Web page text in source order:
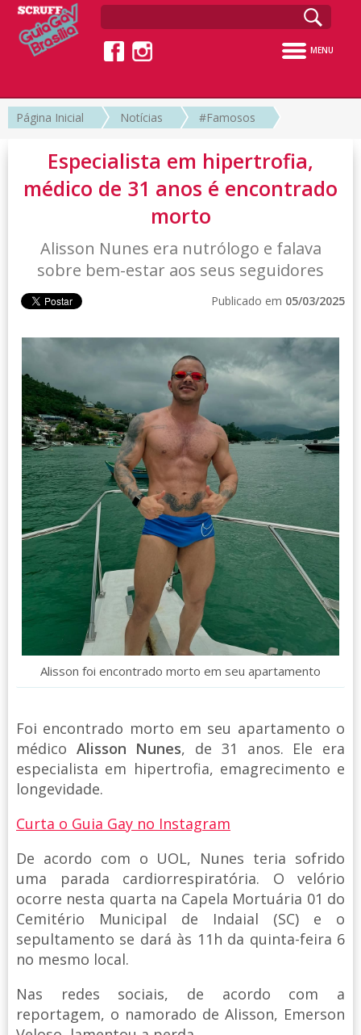
MENU
Página Inicial Notícias #Famosos
Especialista em hipertrofia,
médico de 31 anos é encontrado
morto
Alisson Nunes era nutrólogo e falava
sobre bem-estar aos seus seguidores
Publicado em 05/03/2025
Alisson foi encontrado morto em seu apartamento
Foi encontrado morto em seu apartamento o
médico Alisson Nunes, de 31 anos. Ele era
especialista em hipertrofia, emagrecimento e
longevidade.
Curta o Guia Gay no Instagram
De acordo com o UOL, Nunes teria sofrido
uma parada cardiorrespiratória. O velório
ocorre nesta quarta na Capela Mortuária 01 do
Cemitério Municipal de Indaial (SC) e o
sepultamento se dará às 11h da quinta-feira 6
no mesmo local.
Nas redes sociais, de acordo com a
reportagem, o namorado de Alisson, Emerson